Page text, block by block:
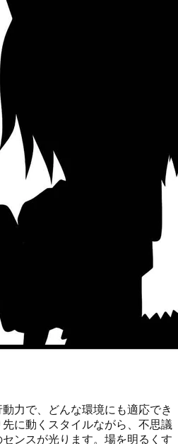
力で、どんな環境にも適応でき
に動くスタイルながら、不思議
ンスが光ります。場を明るくす